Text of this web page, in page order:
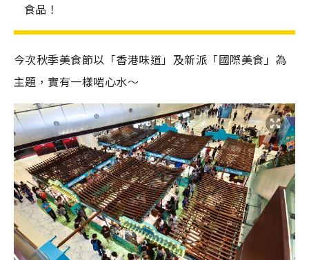
食品！
今次秋季美食節以「香港味道」及新派「國際美食」為
主題，實有一樣啱心水〜